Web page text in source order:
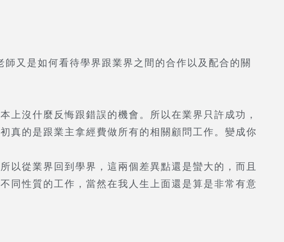
又是如何看待學界跟業界之間的合作以及配合的關
沒什麼反悔跟錯誤的機會。所以在業界只許成功，
真的是跟業主拿經費做所有的相關顧問工作。變成你
從業界回到學界，這兩個差異點還是蠻大的，而且
同性質的工作，當然在我人生上面還是算是非常有意